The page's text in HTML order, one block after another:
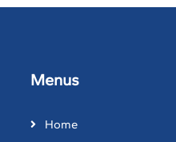
Menus
Home